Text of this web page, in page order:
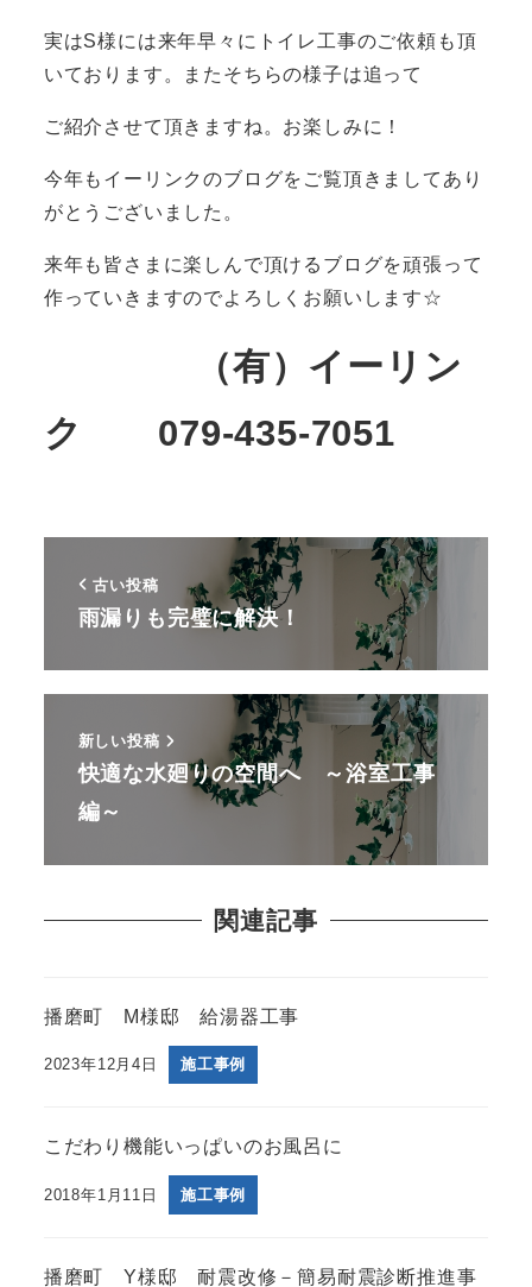
実はS様には来年早々にトイレ工事のご依頼も頂
いております。またそちらの様子は追って
ご紹介させて頂きますね。お楽しみに！
今年もイーリンクのブログをご覧頂きましてあり
がとうございました。
来年も皆さまに楽しんで頂けるブログを頑張って
作っていきますのでよろしくお願いします☆
（有）イーリン
ク 079-435-7051
古い投稿
雨漏りも完璧に解決！
新しい投稿
快適な水廻りの空間へ ～浴室工事
編～
関連記事
播磨町 M様邸 給湯器工事
2023年12月4日 施工事例
こだわり機能いっぱいのお風呂に
2018年1月11日 施工事例
播磨町 Y様邸 耐震改修－簡易耐震診断推進事